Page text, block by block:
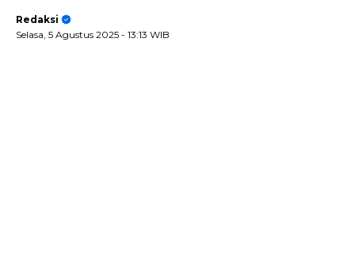
Redaksi
Selasa, 5 Agustus 2025 - 13:13 WIB